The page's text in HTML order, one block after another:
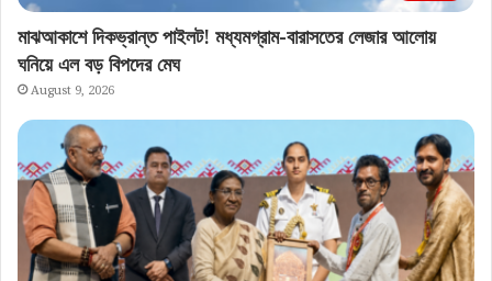
মাঝআকাশে দিকভ্রান্ত পাইলট! মধ্যমগ্রাম-বারাসতের লেজার আলোয়
ঘনিয়ে এল বড় বিপদের মেঘ
August 9, 2026